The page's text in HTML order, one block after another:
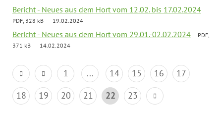
Bericht - Neues aus dem Hort vom 12.02. bis 17.02.2024
PDF, 328 kB 19.02.2024
Bericht - Neues aus dem Hort vom 29.01.-02.02.2024
PDF,
371 kB
14.02.2024
1 ... 14 15 16
17
18
19 20 21 22 23